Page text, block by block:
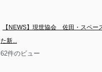
【NEWS】現世協会　佐田・スペー
た新...
62件のビュー